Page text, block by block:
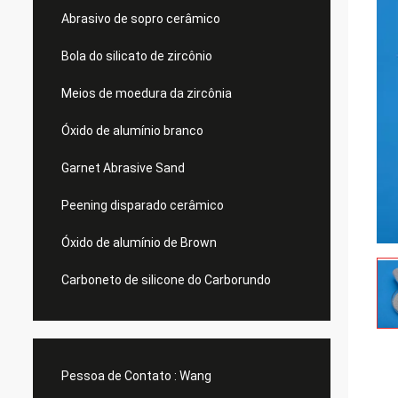
Abrasivo de sopro cerâmico
Bola do silicato de zircônio
Meios de moedura da zircônia
Óxido de alumínio branco
Garnet Abrasive Sand
Peening disparado cerâmico
Óxido de alumínio de Brown
Carboneto de silicone do Carborundo
Pessoa de Contato : Wang